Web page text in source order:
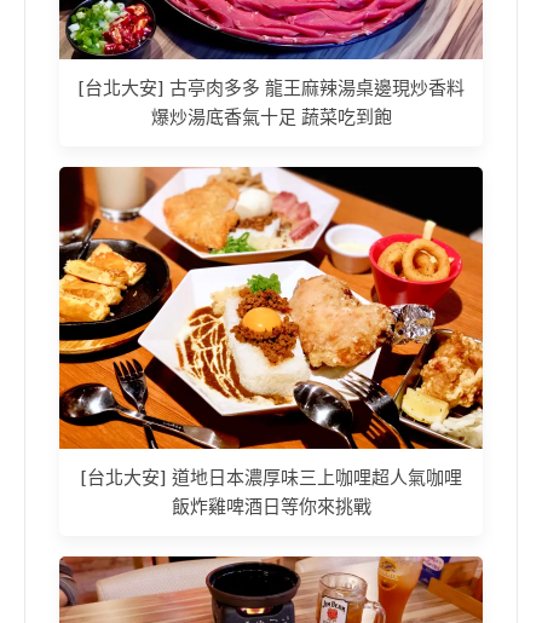
[台北大安] 古亭肉多多 龍王麻辣湯桌邊現炒香料
爆炒湯底香氣十足 蔬菜吃到飽
[台北大安] 道地日本濃厚味三上咖哩超人氣咖哩
飯炸雞啤酒日等你來挑戰